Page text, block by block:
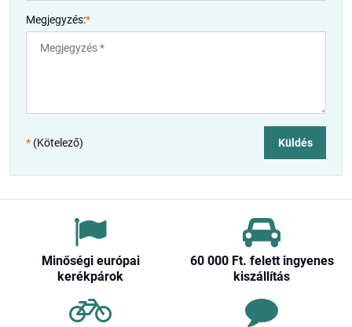
Megjegyzés:*
* (Kötelező) Küldés
Minőségi európai
kerékpárok
60 000 Ft​. felett ingyenes
kiszállítás